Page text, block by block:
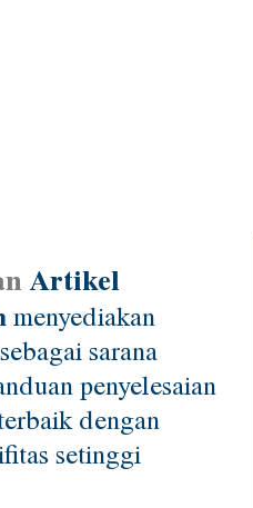
Artikel
menyediakan
sarana
penyelesaian
dengan
setinggi